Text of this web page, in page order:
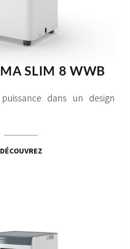
SLIM 8 WWB
dans un design
DÉCOUVREZ